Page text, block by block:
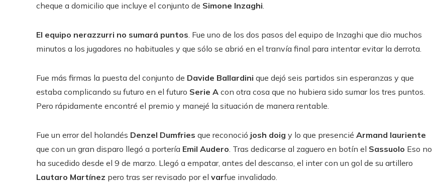
cheque a domicilio que incluye el conjunto de Simone Inzaghi.
El equipo nerazzurri no sumará puntos. Fue uno de los dos pasos del equipo de Inzaghi que dio muchos
minutos a los jugadores no habituales y que sólo se abrió en el tranvía final para intentar evitar la derrota.
Fue más firmas la puesta del conjunto de Davide Ballardini que dejó seis partidos sin esperanzas y que
estaba complicando su futuro en el futuro Serie A con otra cosa que no hubiera sido sumar los tres puntos.
Pero rápidamente encontré el premio y manejé la situación de manera rentable.
Fue un error del holandés Denzel Dumfries que reconoció josh doig y lo que presencié Armand lauriente
que con un gran disparo llegó a portería Emil Audero. Tras dedicarse al zaguero en botín el Sassuolo Eso no
ha sucedido desde el 9 de marzo. Llegó a empatar, antes del descanso, el inter con un gol de su artillero
Lautaro Martínez pero tras ser revisado por el varfue invalidado.